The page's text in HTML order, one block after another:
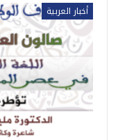
أخبار العربية